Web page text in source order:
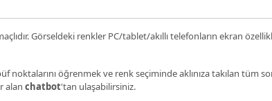
Görseldeki renkler PC/tablet/akıllı telefonların ekran
noktalarını öğrenmek ve renk seçiminde aklınıza takılan tüm
alan chatbot'tan ulaşabilirsiniz.